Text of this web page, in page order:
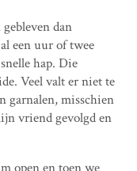
dan
een uur of twee
hap. Die
Veel valt er niet te
garnalen, misschien
vriend gevolgd en